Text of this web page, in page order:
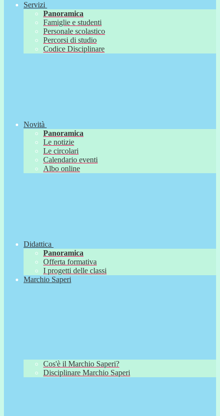
Servizi
Panoramica
Famiglie e studenti
Personale scolastico
Percorsi di studio
Codice Disciplinare
Novità
Panoramica
Le notizie
Le circolari
Calendario eventi
Albo online
Didattica
Panoramica
Offerta formativa
I progetti delle classi
Marchio Saperi
Cos'è il Marchio Saperi?
Disciplinare Marchio Saperi